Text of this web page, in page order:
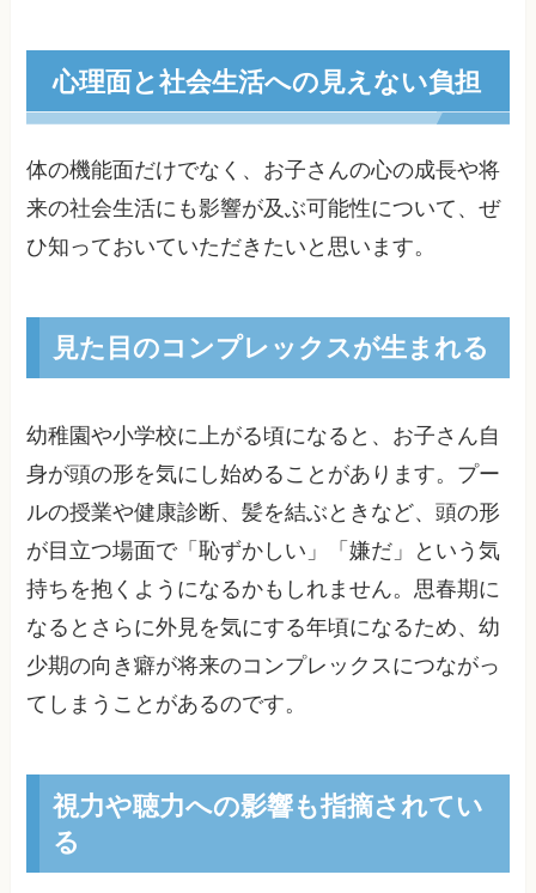
心理面と社会生活への見えない負担
体の機能面だけでなく、お子さんの心の成長や将
来の社会生活にも影響が及ぶ可能性について、ぜ
ひ知っておいていただきたいと思います。
見た目のコンプレックスが生まれる
幼稚園や小学校に上がる頃になると、お子さん自
身が頭の形を気にし始めることがあります。プー
ルの授業や健康診断、髪を結ぶときなど、頭の形
が目立つ場面で「恥ずかしい」「嫌だ」という気
持ちを抱くようになるかもしれません。思春期に
なるとさらに外見を気にする年頃になるため、幼
少期の向き癖が将来のコンプレックスにつながっ
てしまうことがあるのです。
視力や聴力への影響も指摘されてい
る